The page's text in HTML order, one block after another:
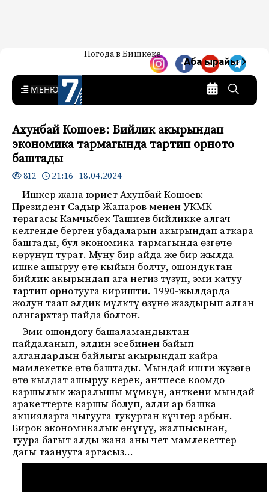
7-канал. Жаңылыктар —
Кыргызстан
Жаңылыктар — Кыргызстан
Погода в Бишкеке
Аба ырайы
MENU
Ахунбай Кошоев: Бийлик акырындап
экономика тармагында тартип орното
баштады
812 21:16 18.04.2024
Ишкер жана юрист Ахунбай Кошоев:
Президент Садыр Жапаров менен УКМК
төрагасы Камчыбек Ташиев бийликке алгач
келгенде берген убадаларын акырындап аткара
баштады, бул экономика тармагында өзгөчө
көрүнүп турат. Муну бир айда же бир жылда
ишке ашыруу өтө кыйын болчу, ошондуктан
бийлик акырындап ага негиз түзүп, эми катуу
тартип орнотууга киришти. 1990-жылдарда
жолун таап элдик мүлктү өзүнө жаздырып алган
олигархтар пайда болгон.
Эми ошондогу башаламандыктан
пайдаланып, элдин эсебинен байып
алгандардын байлыгы акырындап кайра
мамлекетке өтө баштады. Мындай ишти жүзөгө
өтө кылдат ашыруу керек, антпесе коомдо
каршылык жаралышы мүмкүн, анткени мындай
аракеттерге каршы болуп, элди ар башка
акцияларга чыгууга тукурган күчтөр арбын.
Бирок экономикалык өнүгүү, жалпысынан,
туура багыт алды жана аны чет мамлекеттер
дагы таанууга аргасыз…